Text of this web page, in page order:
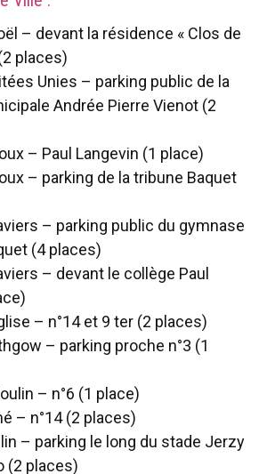
– devant la résidence « Clos de
places)
Unies – parking public de la
Andrée Pierre Vienot (2
– Paul Langevin (1 place)
– parking de la tribune Baquet
– parking public du gymnase
(4 places)
– devant le collège Paul
– n°14 et 9 ter (2 places)
– parking proche n°3 (1
– n°6 (1 place)
– n°14 (2 places)
– parking le long du stade Jerzy
(2 places)